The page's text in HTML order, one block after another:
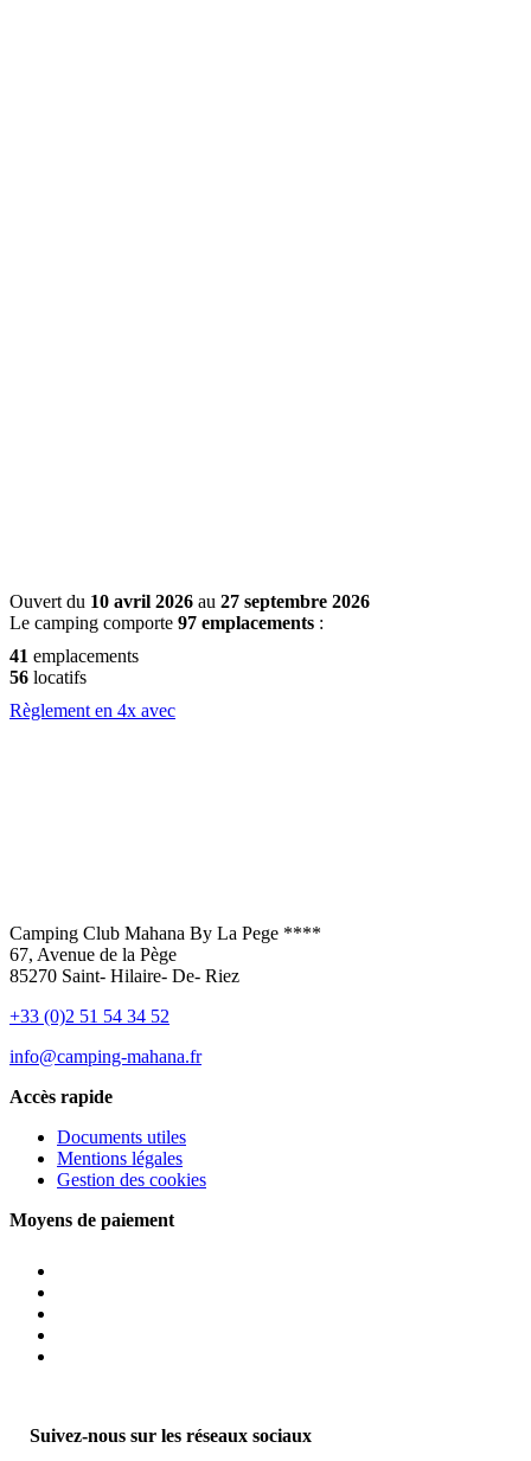
Ouvert du 10 avril 2026 au 27 septembre 2026
Le camping comporte 97 emplacements :
41 emplacements
56 locatifs
Règlement en 4x avec
Camping Club Mahana By La Pege ****
67, Avenue de la Pège
85270 Saint- Hilaire- De- Riez
+33 (0)2 51 54 34 52
info@camping-mahana.fr
Accès rapide
Documents utiles
Mentions légales
Gestion des cookies
Moyens de paiement
Suivez-nous sur les réseaux sociaux